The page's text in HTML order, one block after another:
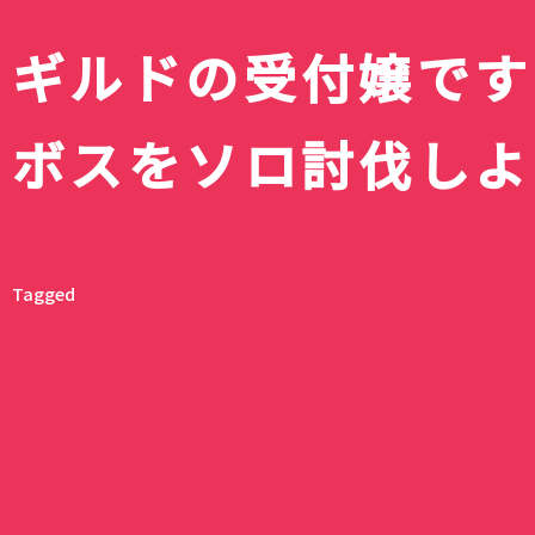
メリークリス
【2026年秋アニメ
組完全まとめ｜放
ュール・声優キャ
目作品【最新更新
リズム ハンディフ
トグレーの口コミ
レビュー｜3way対
新2026年モデル
のバラまつり」へ
囲まれた毛呂山町
バラ園
イジアン・カンパ
｜達也と深雪が結
回！？
アオのハコ最終回
でキスとか積極的
円でゲット｜ドン
テの賞味期限間近
神コスパだった話
ギルドの受付嬢で
ボスをソロ討伐し
Tagged